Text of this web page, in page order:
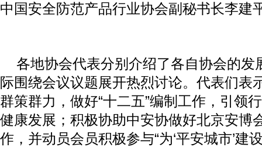
中国安全防范产品行业协会副秘书长李建
各地协会代表分别介绍了各自协会的发
际围绕会议议题展开热烈讨论。代表们表
群策群力，做好“十二五”编制工作，引领
健康发展；积极协助中安协做好北京安博
作，并动员会员积极参与“为‘平安城市’建